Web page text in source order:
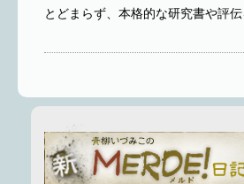
とどまらず、本格的な研究書や評